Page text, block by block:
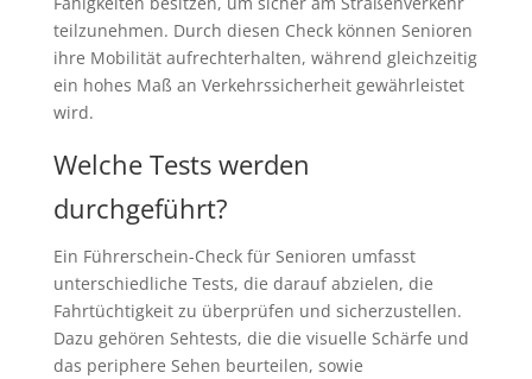
teilzunehmen. Durch diesen Check können Senioren
ihre Mobilität aufrechterhalten, während gleichzeitig
ein hohes Maß an Verkehrssicherheit gewährleistet
wird.
Welche Tests werden
durchgeführt?
Ein Führerschein-Check für Senioren umfasst
unterschiedliche Tests, die darauf abzielen, die
Fahrtüchtigkeit zu überprüfen und sicherzustellen.
Dazu gehören Sehtests, die die visuelle Schärfe und
das periphere Sehen beurteilen, sowie